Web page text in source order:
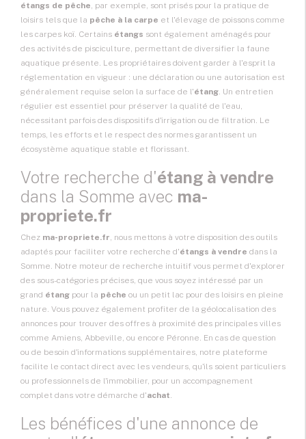
étangs de pêche, par exemple, sont prisés pour la pratique de
loisirs tels que la pêche à la carpe et l'élevage de poissons comme
les carpes koï. Certains étangs sont également aménagés pour
des activités de pisciculture, permettant de diversifier la faune
aquatique présente. Les propriétaires doivent garder à l'esprit la
réglementation en vigueur : une déclaration ou une autorisation est
généralement requise selon la surface de l'étang. Un entretien
régulier est essentiel pour préserver la qualité de l'eau,
nécessitant parfois des dispositifs d'irrigation ou de filtration. Le
temps, les efforts et le respect des normes garantissent un
écosystème aquatique stable et florissant.
Votre recherche d'étang à vendre
dans la Somme avec ma-
propriete.fr
Chez ma-propriete.fr, nous mettons à votre disposition des outils
adaptés pour faciliter votre recherche d'étangs à vendre dans la
Somme. Notre moteur de recherche intuitif vous permet d'explorer
des sous-catégories précises, que vous soyez intéressé par un
grand étang pour la pêche ou un petit lac pour des loisirs en pleine
nature. Vous pouvez également profiter de la géolocalisation des
annonces pour trouver des offres à proximité des principales villes
comme Amiens, Abbeville, ou encore Péronne. En cas de question
ou de besoin d'informations supplémentaires, notre plateforme
facilite le contact direct avec les vendeurs, qu'ils soient particuliers
ou professionnels de l'immobilier, pour un accompagnement
complet dans votre démarche d'achat.
Les bénéfices d'une annonce de